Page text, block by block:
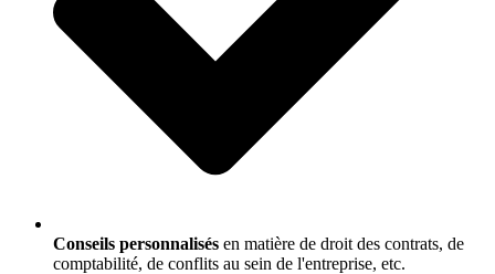
Conseils personnalisés en matière de droit des contrats, de
comptabilité, de conflits au sein de l'entreprise, etc.